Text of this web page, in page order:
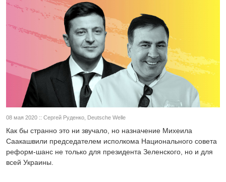
08 мая 2020 :: Сергей Руденко, Deutsche Welle
Как бы странно это ни звучало, но назначение Михеила
Саакашвили председателем исполкома Национального совета
реформ-шанс не только для президента Зеленского, но и для
всей Украины.